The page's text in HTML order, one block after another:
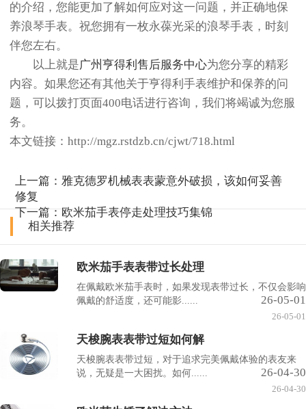
的介绍，您能更加了解如何应对这一问题，并正确地保
养浪琴手表。祝您拥有一枚永葆光采的浪琴手表，时刻
伴您左右。
以上就是广州亨得利售后服务中心为您分享的精彩
内容。如果您还有其他关于亨得利手表维护和保养的问
题，可以拨打页面400电话进行咨询，我们将竭诚为您服
务。
本文链接：http://mgz.rstdzb.cn/cjwt/718.html
上一篇： 雅克德罗机械表表蒙意外破损，该如何妥善
修复
下一篇： 欧米茄手表停走处理技巧集锦
相关推荐
欧米茄手表表带过长处理
在佩戴欧米茄手表时，如果发现表带过长，不仅会影响
佩戴的舒适度，还可能影......
26-05-01
26-05-01
天梭腕表表带过短如何解
天梭腕表表带过短，对于追求完美佩戴体验的表友来
说，无疑是一大困扰。如何......
26-04-30
26-04-30